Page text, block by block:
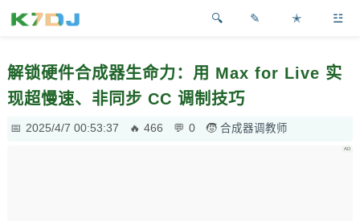
✎ ✭ ☳
解锁硬件合成器生命力：用 Max for Live 实
现超慢速、非同步 CC 调制技巧
2025/4/7 00:53:37 466 0 合成器调教师